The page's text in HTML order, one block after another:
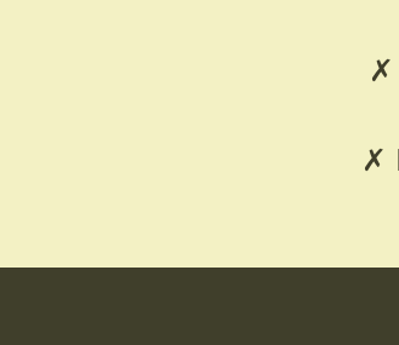
✗
✗